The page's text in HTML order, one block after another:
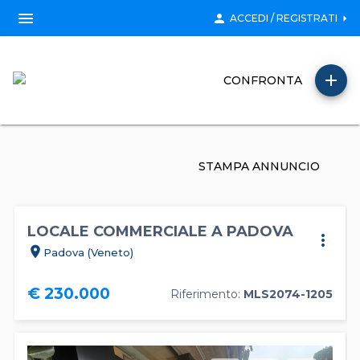
menu person ACCEDI / REGISTRATI arrow_right
CONFRONTA add
STAMPA ANNUNCIO
LOCALE COMMERCIALE A PADOVA
location_on Padova (Veneto)
€ 230.000 Riferimento: MLS2074-1205
more_vert